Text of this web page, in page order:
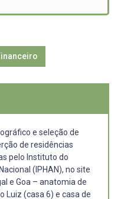
e seleção de
de residências
pelo Instituto do
(IPHAN), no site
e Goa – anatomia de
Luiz (casa 6) e casa de